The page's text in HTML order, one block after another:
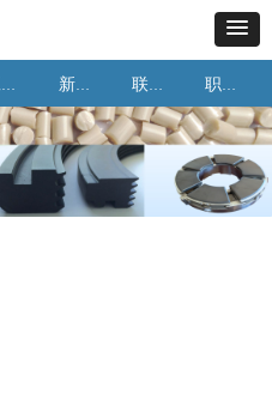
工艺与能力 新闻资讯 联系我们 职业机会